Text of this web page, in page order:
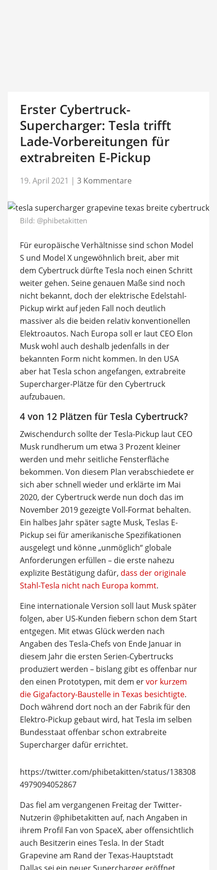
Erster Cybertruck-
Supercharger: Tesla trifft
Lade-Vorbereitungen für
extrabreiten E-Pickup
19. April 2021 | 3 Kommentare
Bild: @phibetakitten
Für europäische Verhältnisse sind schon Model
S und Model X ungewöhnlich breit, aber mit
dem Cybertruck dürfte Tesla noch einen Schritt
weiter gehen. Seine genauen Maße sind noch
nicht bekannt, doch der elektrische Edelstahl-
Pickup wirkt auf jeden Fall noch deutlich
massiver als die beiden relativ konventionellen
Elektroautos. Nach Europa soll er laut CEO Elon
Musk wohl auch deshalb jedenfalls in der
bekannten Form nicht kommen. In den USA
aber hat Tesla schon angefangen, extrabreite
Supercharger-Plätze für den Cybertruck
aufzubauen.
4 von 12 Plätzen für Tesla Cybertruck?
Zwischendurch sollte der Tesla-Pickup laut CEO
Musk rundherum um etwa 3 Prozent kleiner
werden und mehr seitliche Fensterfläche
bekommen. Von diesem Plan verabschiedete er
sich aber schnell wieder und erklärte im Mai
2020, der Cybertruck werde nun doch das im
November 2019 gezeigte Voll-Format behalten.
Ein halbes Jahr später sagte Musk, Teslas E-
Pickup sei für amerikanische Spezifikationen
ausgelegt und könne „unmöglich“ globale
Anforderungen erfüllen – die erste nahezu
explizite Bestätigung dafür, dass der originale
Stahl-Tesla nicht nach Europa kommt.
Eine internationale Version soll laut Musk später
folgen, aber US-Kunden fiebern schon dem Start
entgegen. Mit etwas Glück werden nach
Angaben des Tesla-Chefs von Ende Januar in
diesem Jahr die ersten Serien-Cybertrucks
produziert werden – bislang gibt es offenbar nur
den einen Prototypen, mit dem ervor kurzem
die Gigafactory-Baustelle in Texas besichtigte.
Doch während dort noch an der Fabrik für den
Elektro-Pickup gebaut wird, hat Tesla im selben
Bundesstaat offenbar schon extrabreite
Supercharger dafür errichtet.
https://twitter.com/phibetakitten/status/138308
4979094052867
Das fiel am vergangenen Freitag der Twitter-
Nutzerin @phibetakitten auf, nach Angaben in
ihrem Profil Fan von SpaceX, aber offensichtlich
auch Besitzerin eines Tesla. In der Stadt
Grapevine am Rand der Texas-Hauptstadt